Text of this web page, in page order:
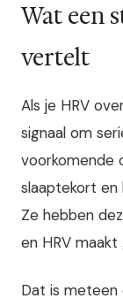
Wat een
vertelt
Als je HRV
signaal om
voorkomende
slaaptekort en
Ze hebben
en HRV
Dat is